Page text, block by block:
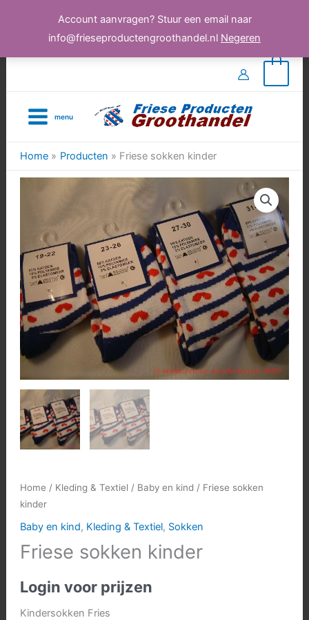
Account aanvragen? Stuur een email naar
info@frieseproductengroothandel.nl Negeren
inhoud
menu
Home Producten Friese sokken kinder
Home / Kleding & Textiel / Baby en kind / Friese sokken
kinder
Baby en kind, Kleding & Textiel, Sokken
Friese sokken kinder
Login voor prijzen
Kindersokken Fries